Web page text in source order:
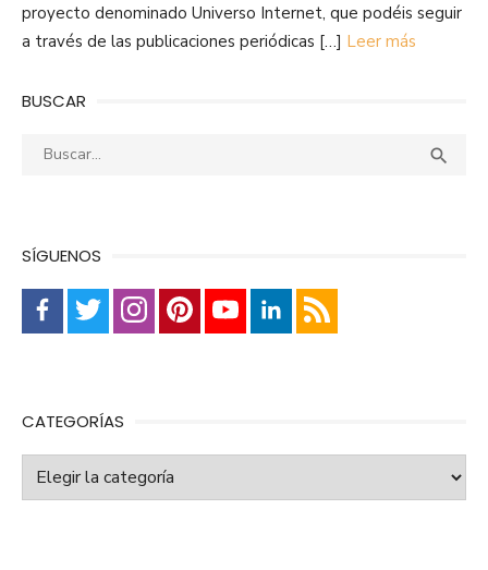
proyecto denominado Universo Internet, que podéis seguir
a través de las publicaciones periódicas […] Leer más
BUSCAR
Buscar: 
SÍGUENOS
CATEGORÍAS
Categorías